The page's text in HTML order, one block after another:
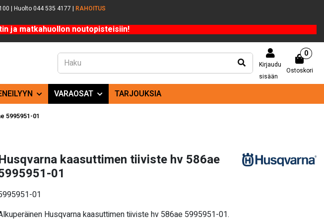
| Huolto 044 535 4177 | RAHOITUS
ja matkahuollon noutopisteisiin!
Kirjaudu
sisään
Ostoskori
0
VARAOSAT TARJOUKSIA
5995951-01
kaasuttimen tiiviste hv 586ae
01
01
Husqvarna kaasuttimen tiiviste hv 586ae 5995951-01.